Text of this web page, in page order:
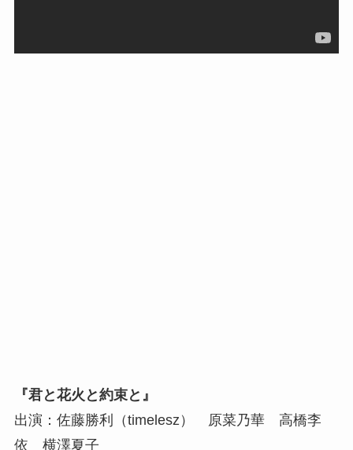
『君と花火と約束と』
出演：佐藤勝利（timelesz） 原菜乃華 高橋李
依 横澤夏子